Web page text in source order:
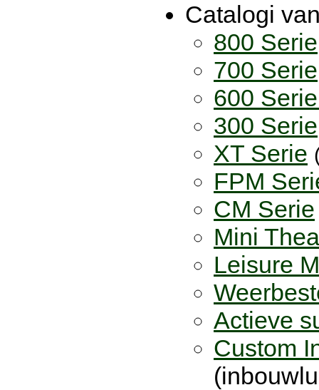
Catalogi
800 Serie
700 Serie
600
300 Serie
XT Serie
FPM
CM Serie
Mini
Leisure
Actieve
Custom